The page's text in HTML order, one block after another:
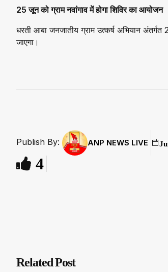
25 जून को ग्राम नवांगाव में होगा शिविर का आयोजन
धरती आबा जनजातीय ग्राम उत्कर्ष अभियान
जाएगा।
Publish By: ANP NEWS LIVE
4
Related Post